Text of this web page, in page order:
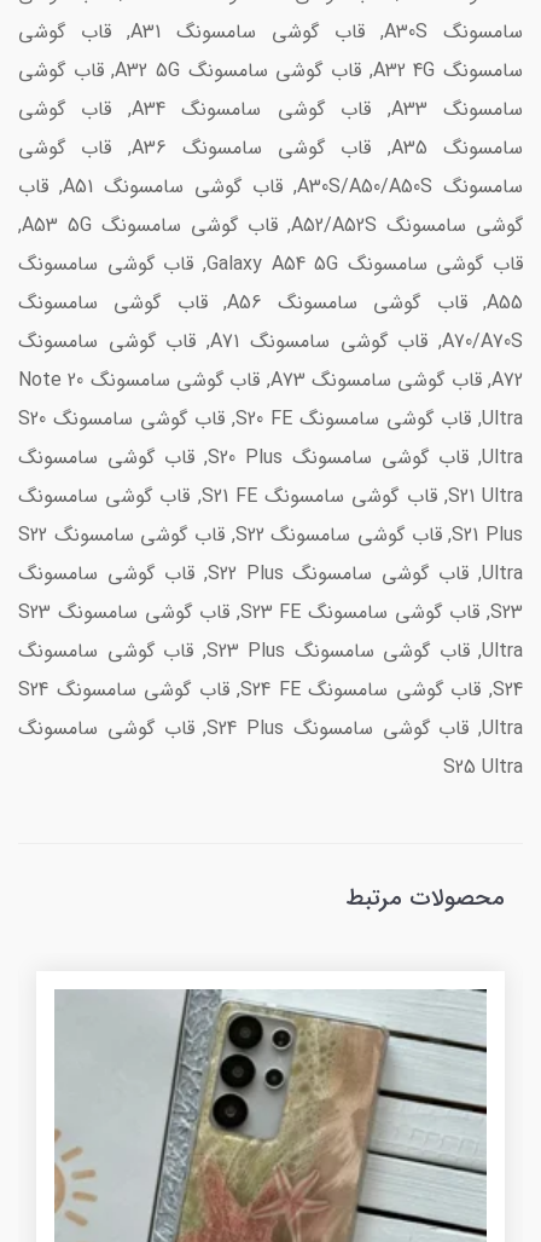
سامسونگ A30S, قاب گوشی سامسونگ A31, قاب گوشی
سامسونگ A32 4G, قاب گوشی سامسونگ A32 5G, قاب گوشی
سامسونگ A33, قاب گوشی سامسونگ A34, قاب گوشی
سامسونگ A35, قاب گوشی سامسونگ A36, قاب گوشی
سامسونگ A30S/A50/A50S, قاب گوشی سامسونگ A51, قاب
گوشی سامسونگ A52/A52S, قاب گوشی سامسونگ A53 5G,
قاب گوشی سامسونگ Galaxy A54 5G, قاب گوشی سامسونگ
A55, قاب گوشی سامسونگ A56, قاب گوشی سامسونگ
A70/A70S, قاب گوشی سامسونگ A71, قاب گوشی سامسونگ
A72, قاب گوشی سامسونگ A73, قاب گوشی سامسونگ Note 20
Ultra, قاب گوشی سامسونگ S20 FE, قاب گوشی سامسونگ S20
Ultra, قاب گوشی سامسونگ S20 Plus, قاب گوشی سامسونگ
S21 Ultra, قاب گوشی سامسونگ S21 FE, قاب گوشی سامسونگ
S21 Plus, قاب گوشی سامسونگ S22, قاب گوشی سامسونگ S22
Ultra, قاب گوشی سامسونگ S22 Plus, قاب گوشی سامسونگ
S23, قاب گوشی سامسونگ S23 FE, قاب گوشی سامسونگ S23
Ultra, قاب گوشی سامسونگ S23 Plus, قاب گوشی سامسونگ
S24, قاب گوشی سامسونگ S24 FE, قاب گوشی سامسونگ S24
Ultra, قاب گوشی سامسونگ S24 Plus, قاب گوشی سامسونگ
S25 Ultra
محصولات مرتبط